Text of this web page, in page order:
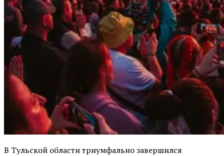
В Тульской области триумфально завершился